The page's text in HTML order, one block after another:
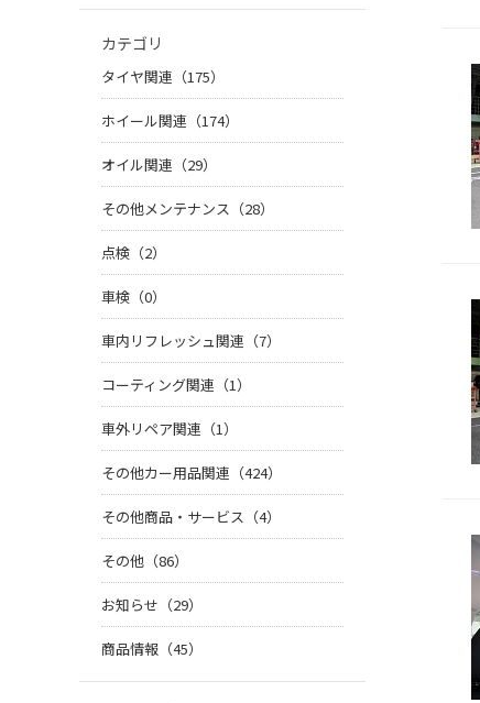
カテゴリ
タイヤ関連（175）
ホイール関連（174）
オイル関連（29）
その他メンテナンス（28）
点検（2）
車検（0）
車内リフレッシュ関連（7）
コーティング関連（1）
車外リペア関連（1）
その他カー用品関連（424）
その他商品・サービス（4）
その他（86）
お知らせ（29）
商品情報（45）